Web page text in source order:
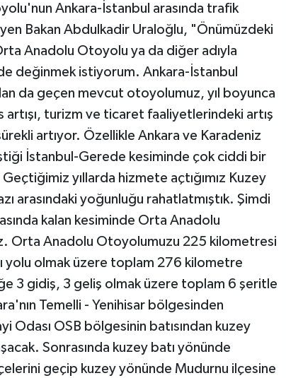
Ankara-İstanbul arasında trafik
Bakan Abdulkadir Uraloğlu, "Önümüzdeki
Anadolu Otoyolu ya da diğer adıyla
değinmek istiyorum. Ankara-İstanbul
da geçen mevcut otoyolumuz, yıl boyunca
artışı, turizm ve ticaret faaliyetlerindeki artış
artıyor. Özellikle Ankara ve Karadeniz
İstanbul-Gerede kesiminde çok ciddi bir
yıllarda hizmete açtığımız Kuzey
arasındaki yoğunluğu rahatlatmıştık. Şimdi
kalan kesiminde Orta Anadolu
Orta Anadolu Otoyolumuzu 225 kilometresi
yolu olmak üzere toplam 276 kilometre
3 gidiş, 3 geliş olmak üzere toplam 6 şeritle
Temelli - Yenihisar bölgesinden
Odası OSB bölgesinin batısından kuzey
Sonrasında kuzey batı yönünde
geçip kuzey yönünde Mudurnu ilçesine